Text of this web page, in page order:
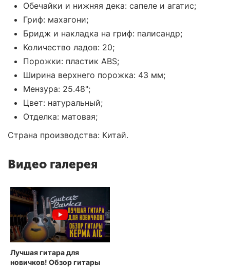
Обечайки и нижняя дека: сапеле и агатис;
Гриф: махагони;
Бридж и накладка на гриф: палисандр;
Количество ладов: 20;
Порожки: пластик ABS;
Ширина верхнего порожка: 43 мм;
Мензура: 25.48";
Цвет: натуральный;
Отделка: матовая;
Страна производства: Китай.
Видео галерея
Лучшая гитара для
новичков! Обзор гитары